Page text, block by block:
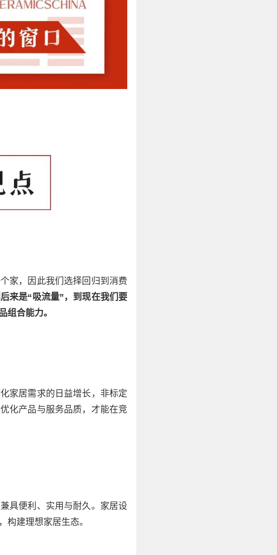
家，因此我们选择回归到消费
来是“吸流量”，到现在我们要
组合能力。
家居需求的日益增长，非标定
化产品与服务品质，才能在竞
具便利、实用与耐久。家居设
构建理想家居生态。